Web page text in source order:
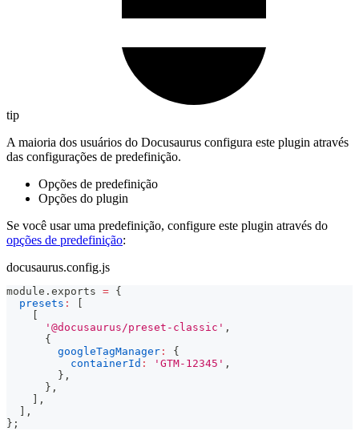
tip
A maioria dos usuários do Docusaurus configura este plugin através
das configurações de predefinição.
Opções de predefinição
Opções do plugin
Se você usar uma predefinição, configure este plugin através do
opções de predefinição:
docusaurus.config.js
module . exports = {
presets :
'@docusaurus/preset-classic' ,
{
googleTagManager :
{
containerId : 'GTM-12345' ,
} ,
} ,
,
,
} ;